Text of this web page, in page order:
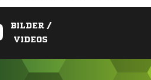
BILDER /
VIDEOS